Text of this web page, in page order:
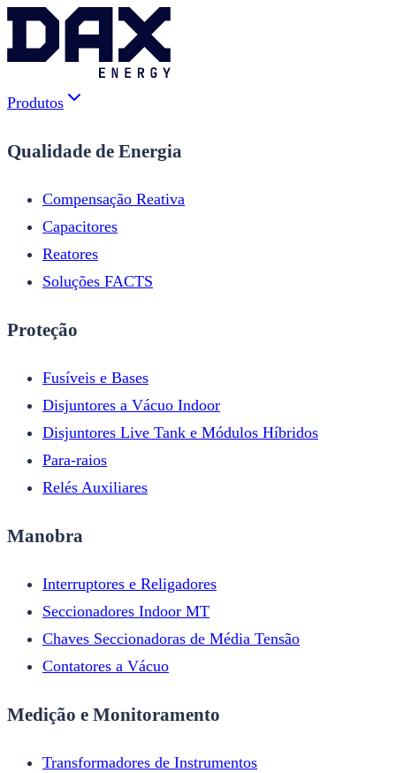
Produtos
Qualidade de Energia
Compensação Reativa
Capacitores
Reatores
Soluções FACTS
Proteção
Fusíveis e Bases
Disjuntores a Vácuo Indoor
Disjuntores Live Tank e Módulos Híbridos
Para-raios
Relés Auxiliares
Manobra
Interruptores e Religadores
Seccionadores Indoor MT
Chaves Seccionadoras de Média Tensão
Contatores a Vácuo
Medição e Monitoramento
Transformadores de Instrumentos